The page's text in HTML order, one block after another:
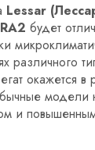
Lessar
будет
различного
окажется в
модели
и